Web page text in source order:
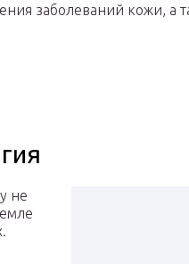
заболеваний кожи, а
не